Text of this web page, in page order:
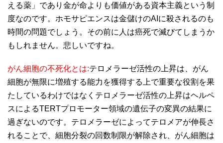
える薬」であり金が命よりも価値がある資本主義という制
度なのです。ホモサピエンスは金儲けのAIに殺されるのも
時間の問題でしょう。その前に人は癌死で滅びてしまうか
もしれません。悲しいですね。
がん細胞の不死化とは:テロメラーゼ活性の上昇は、がん
細胞が無限に増殖する能力を獲得する上で重要な役割を果
たしているわけではなくテロメラーゼ活性の上昇はヘルペ
スによるTERTプロモーター領域の遺伝子の変異の結果に
過ぎないのです。テロメラーゼによってテロメアが伸長さ
れることで、細胞分裂の回数制限が解除され、がん細胞は